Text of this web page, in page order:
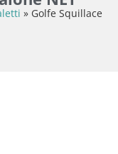
» Golfe Squillace